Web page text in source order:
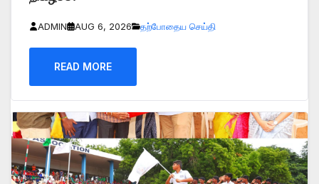
ADMIN AUG 6, 2026 தற்போதைய செய்தி
READ MORE